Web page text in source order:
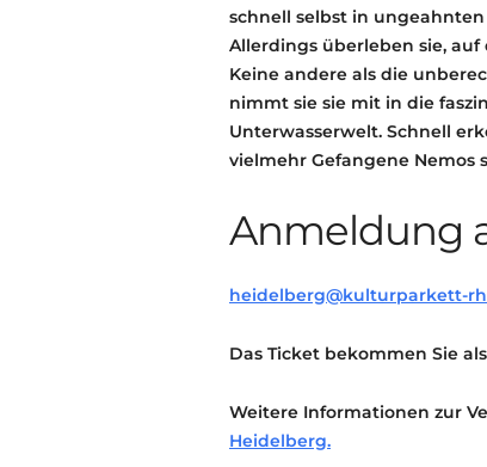
schnell selbst in
Allerdings überleben sie,
Keine andere als die
nimmt sie sie mit in die
Unterwasserwelt. Schnell
vielmehr Gefangene Nemos
Anmeldung
heidelberg@kulturparkett-
Das Ticket bekommen Sie
Weitere Informationen zur
Heidelberg.